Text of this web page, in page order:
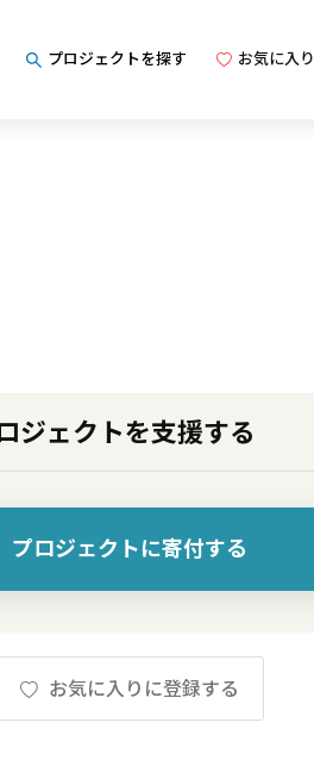
プロジェクトを探す お気に入り
ジェクトを支援する
プロジェクトに寄付する
お気に入りに登録する